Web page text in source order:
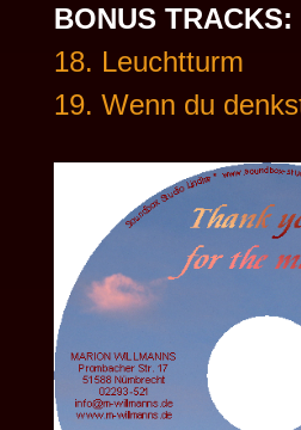
BONUS TRACKS:
18. Leuchtturm
19. Wenn du